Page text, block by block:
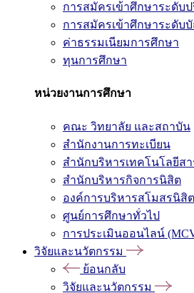
การสมัครเข้าศึกษาระดั
การสมัครเข้าศึกษาระดับ
ค่าธรรมเนียมการศึกษา
ทุนการศึกษา
หน่วยงานการศึกษา
คณะ วิทยาลัย และสถาบัน
สำนักงานการทะเบียน
สำนักบริหารเทคโนโลยีส
สำนักบริหารกิจการนิสิต
องค์การบริหารสโมสรนิสิ
ศูนย์การศึกษาทั่วไป
การประเมินออนไลน์
วิจัยและนวัตกรรม
ย้อนกลับ
วิจัยและนวัตกรรม